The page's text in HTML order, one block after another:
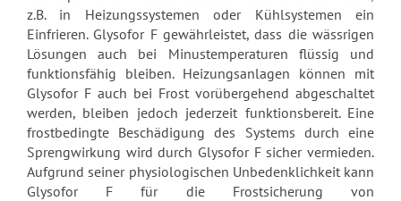
z.B. in Heizungssystemen oder Kühlsystemen ein
Einfrieren. Glysofor F gewährleistet, dass die wässrigen
Lösungen auch bei Minustemperaturen flüssig und
funktionsfähig bleiben. Heizungsanlagen können mit
Glysofor F auch bei Frost vorübergehend abgeschaltet
werden, bleiben jedoch jederzeit funktionsbereit. Eine
frostbedingte Beschädigung des Systems durch eine
Sprengwirkung wird durch Glysofor F sicher vermieden.
Aufgrund seiner physiologischen Unbedenklichkeit kann
Glysofor F für die Frostsicherung von